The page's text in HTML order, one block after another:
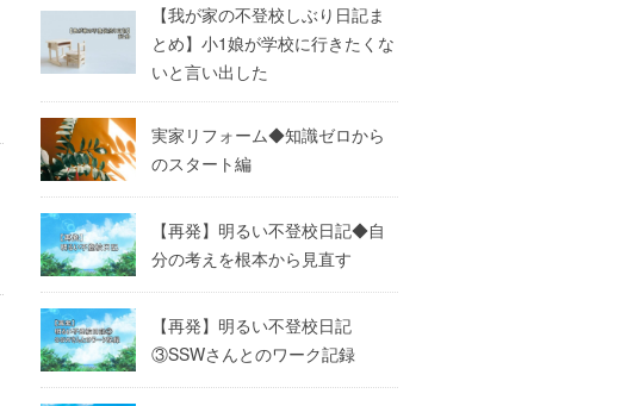
【我が家の不登校しぶり日記ま
とめ】小1娘が学校に行きたくな
いと言い出した
実家リフォーム◆知識ゼロから
のスタート編
【再発】明るい不登校日記◆自
分の考えを根本から見直す
【再発】明るい不登校日記
③SSWさんとのワーク記録